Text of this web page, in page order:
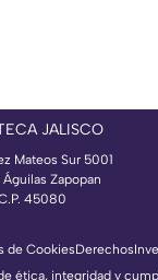
JALISCO
Mateos Sur 5001
Águilas Zapopan
45080
de CookiesDerechos
ética, integridad y